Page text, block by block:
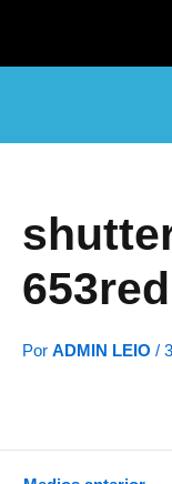
Por ADMIN LEIO /